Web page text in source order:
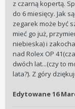
z czarną kopertą.
do 6 miesięcy. Jak
zegarek może być
mieć go już,
niebieska) i
nad Rolex OP
dwóch lat...(czy to
lata?). Z góry
Edytowane16